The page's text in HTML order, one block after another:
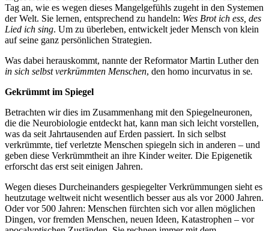
Tag an, wie es wegen dieses Mangelgefühls zugeht in den Systemen
der Welt. Sie lernen, entsprechend zu handeln: Wes Brot ich ess, des
Lied ich sing. Um zu überleben, entwickelt jeder Mensch von klein
auf seine ganz persönlichen Strategien.
Was dabei herauskommt, nannte der Reformator Martin Luther den
in sich selbst verkrümmten Menschen, den homo incurvatus in se.
Gekrümmt im Spiegel
Betrachten wir dies im Zusammenhang mit den Spiegelneuronen,
die die Neurobiologie entdeckt hat, kann man sich leicht vorstellen,
was da seit Jahrtausenden auf Erden passiert. In sich selbst
verkrümmte, tief verletzte Menschen spiegeln sich in anderen – und
geben diese Verkrümmtheit an ihre Kinder weiter. Die Epigenetik
erforscht das erst seit einigen Jahren.
Wegen dieses Durcheinanders gespiegelter Verkrümmungen sieht es
heutzutage weltweit nicht wesentlich besser aus als vor 2000 Jahren.
Oder vor 500 Jahren: Menschen fürchten sich vor allen möglichen
Dingen, vor fremden Menschen, neuen Ideen, Katastrophen – vor